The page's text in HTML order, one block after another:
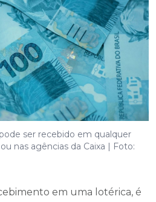
ser recebido em qualquer
nas agências da Caixa | Foto:
em uma lotérica, é